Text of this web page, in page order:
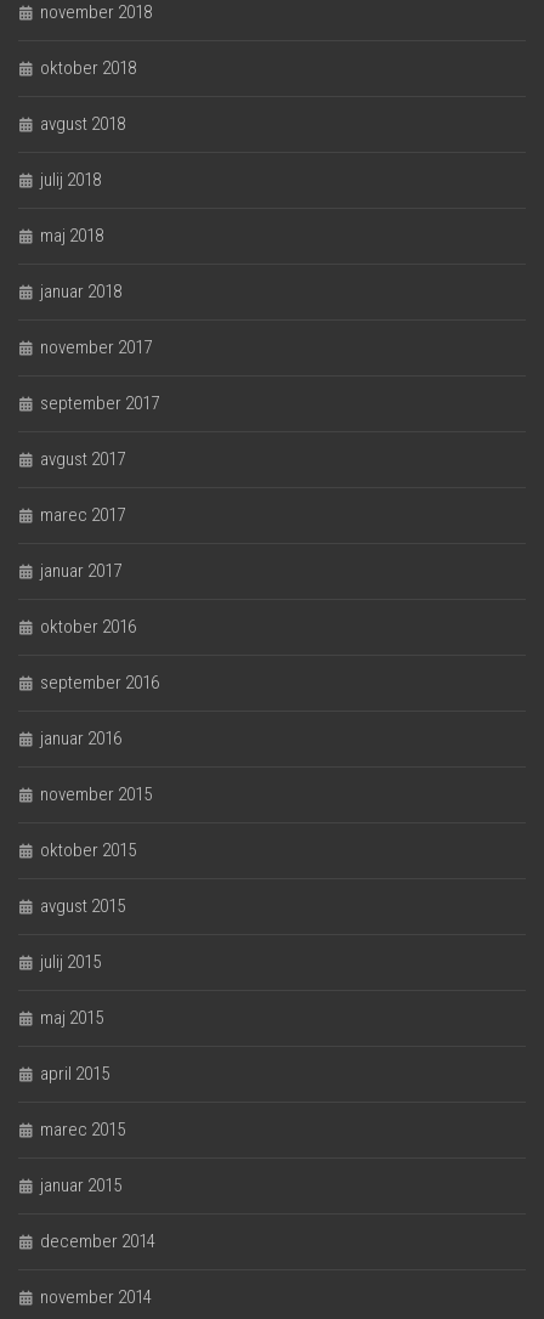
november 2018
oktober 2018
avgust 2018
julij 2018
maj 2018
januar 2018
november 2017
september 2017
avgust 2017
marec 2017
januar 2017
oktober 2016
september 2016
januar 2016
november 2015
oktober 2015
avgust 2015
julij 2015
maj 2015
april 2015
marec 2015
januar 2015
december 2014
november 2014